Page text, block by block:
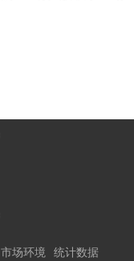
市场环境
统计数据